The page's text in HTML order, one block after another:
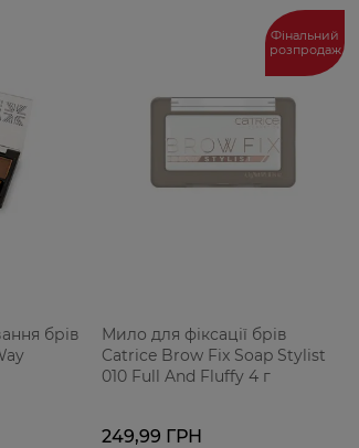
брів
Фінальний
розпродаж
Мило для фіксації брів
Catrice Brow Fix Soap Stylist
010 Full And Fluffy 4 г
249,99 ГРН